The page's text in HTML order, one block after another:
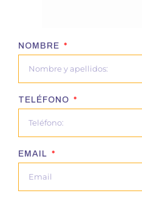
NOMBRE
TELÉFONO
EMAIL